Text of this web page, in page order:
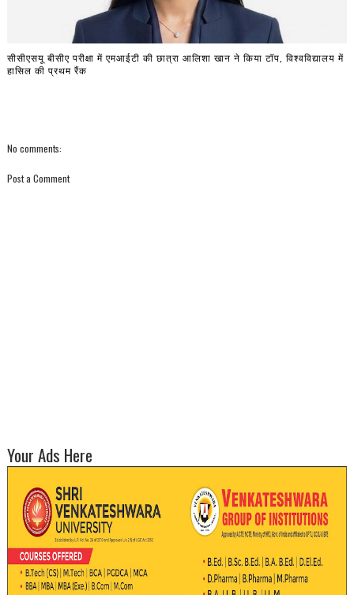
सीसीएसयू बीसीए परीक्षा में एमआईटी की छात्रा आलिशा खान ने किया टॉप, विश्वविद्यालय में
हासिल की प्रथम रैंक
No comments:
Post a Comment
Your Ads Here